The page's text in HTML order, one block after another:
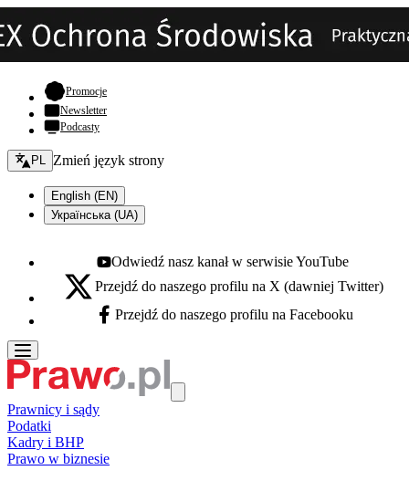
Promocje- otwiera się w nowej karcie
Newsletter
Podcasty
Zmień język - bieżący:
PL Zmień język strony
English (EN)
Українська (UA)
Youtube - otwiera się w nowej karcie
Odwiedź nasz kanał w serwisie YouTube
X - otwiera się w nowej karcie
Przejdź do naszego profilu na X (dawniej Twitter)
Facebook - otwiera się w nowej karcie
Przejdź do naszego profilu na Facebooku
Prawnicy i sądy
Podatki
Kadry i BHP
Prawo w biznesie